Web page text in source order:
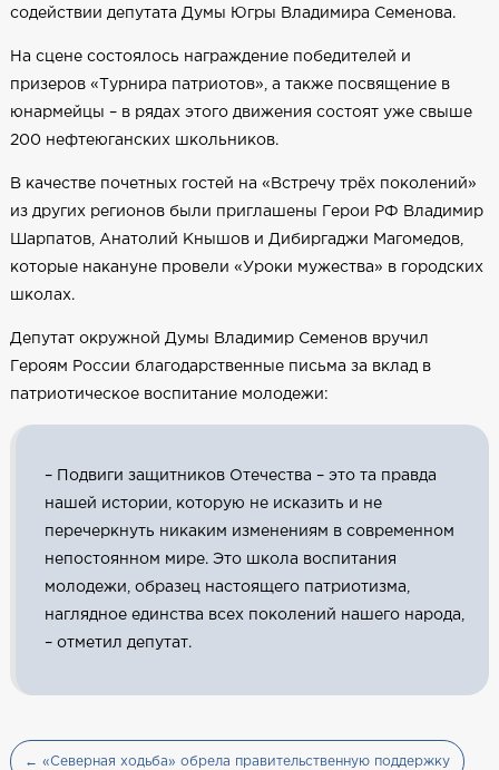
содействии депутата Думы Югры Владимира Семенова.
На сцене состоялось награждение победителей и
призеров «Турнира патриотов», а также посвящение в
юнармейцы – в рядах этого движения состоят уже свыше
200 нефтеюганских школьников.
В качестве почетных гостей на «Встречу трёх поколений»
из других регионов были приглашены Герои РФ Владимир
Шарпатов, Анатолий Кнышов и Дибиргаджи Магомедов,
которые накануне провели «Уроки мужества» в городских
школах.
Депутат окружной Думы Владимир Семенов вручил
Героям России благодарственные письма за вклад в
патриотическое воспитание молодежи:
– Подвиги защитников Отечества – это та правда
нашей истории, которую не исказить и не
перечеркнуть никаким изменениям в современном
непостоянном мире. Это школа воспитания
молодежи, образец настоящего патриотизма,
наглядное единства всех поколений нашего народа,
– отметил депутат.
← «Северная ходьба» обрела правительственную поддержку